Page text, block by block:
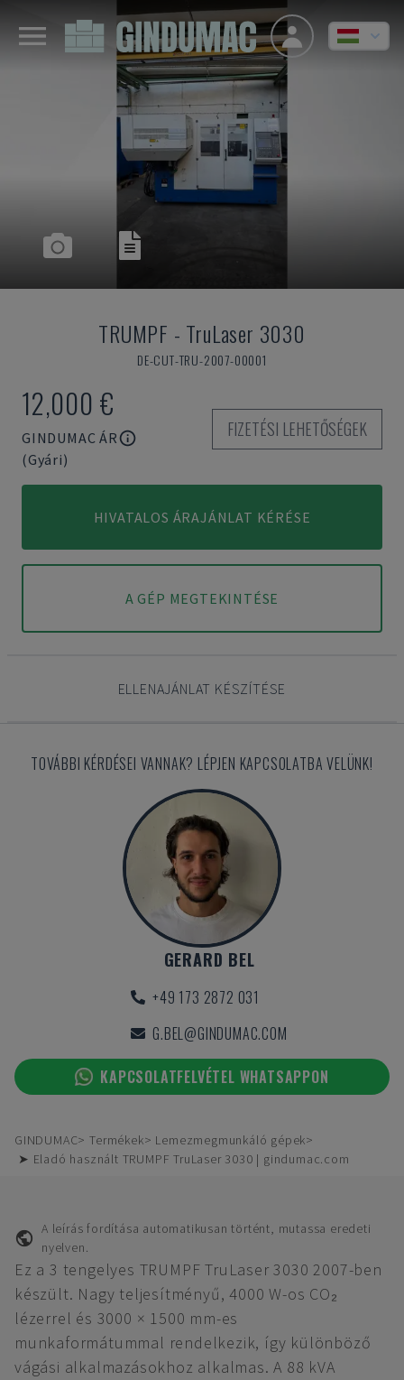
TRUMPF - TruLaser 3030
DE-CUT-TRU-2007-00001
12,000 €
GINDUMAC ÁR
(Gyári)
FIZETÉSI LEHETŐSÉGEK
HIVATALOS ÁRAJÁNLAT KÉRÉSE
A GÉP MEGTEKINTÉSE
ELLENAJÁNLAT KÉSZÍTÉSE
TOVÁBBI KÉRDÉSEI VANNAK? LÉPJEN KAPCSOLATBA VELÜNK!
GERARD BEL
+49 173 2872 031
G.BEL@GINDUMAC.COM
KAPCSOLATFELVÉTEL WHATSAPPON
GINDUMAC Termékek
Lemezmegmunkáló gépek
➤ Eladó használt TRUMPF TruLaser 3030 | gindumac.com
A leírás fordítása automatikusan történt, mutassa eredeti
nyelven.
Ez a 3 tengelyes TRUMPF TruLaser 3030 2007-ben
készült. Nagy teljesítményű, 4000 W-os CO₂
lézerrel és 3000 × 1500 mm-es
munkaformátummal rendelkezik, így különböző
vágási alkalmazásokhoz alkalmas. A 88 kVA